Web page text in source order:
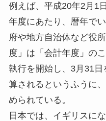
例えば、平成20年2月1
年度にあたり、暦年で
府や地方自治体など役
度」は「会計年度」の
執行を開始し、3月31
算されるというふうに
められている。
日本では、イギリスに